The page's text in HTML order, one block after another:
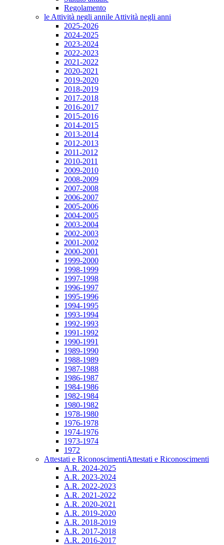
Regolamento
le Attività negli annile Attività negli anni
2025-2026
2024-2025
2023-2024
2022-2023
2021-2022
2020-2021
2019-2020
2018-2019
2017-2018
2016-2017
2015-2016
2014-2015
2013-2014
2012-2013
2011-2012
2010-2011
2009-2010
2008-2009
2007-2008
2006-2007
2005-2006
2004-2005
2003-2004
2002-2003
2001-2002
2000-2001
1999-2000
1998-1999
1997-1998
1996-1997
1995-1996
1994-1995
1993-1994
1992-1993
1991-1992
1990-1991
1989-1990
1988-1989
1987-1988
1986-1987
1984-1986
1982-1984
1980-1982
1978-1980
1976-1978
1974-1976
1973-1974
1972
Attestati e RiconoscimentiAttestati e Riconoscimenti
A.R. 2024-2025
A.R. 2023-2024
A.R. 2022-2023
A.R. 2021-2022
A.R. 2020-2021
A.R. 2019-2020
A.R. 2018-2019
A.R. 2017-2018
A.R. 2016-2017